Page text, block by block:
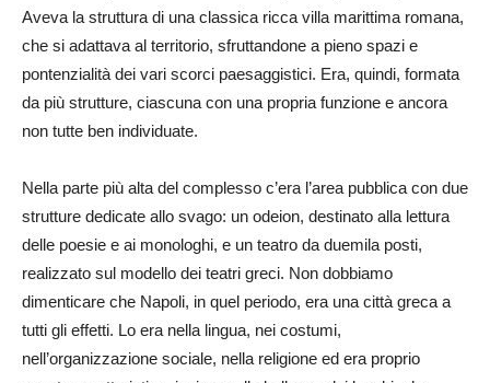
Aveva la struttura di una classica ricca villa marittima romana,
che si adattava al territorio, sfruttandone a pieno spazi e
pontenzialità dei vari scorci paesaggistici. Era, quindi, formata
da più strutture, ciascuna con una propria funzione e ancora
non tutte ben individuate.
Nella parte più alta del complesso c’era l’area pubblica con due
strutture dedicate allo svago: un odeion, destinato alla lettura
delle poesie e ai monologhi, e un teatro da duemila posti,
realizzato sul modello dei teatri greci. Non dobbiamo
dimenticare che Napoli, in quel periodo, era una città greca a
tutti gli effetti. Lo era nella lingua, nei costumi,
nell’organizzazione sociale, nella religione ed era proprio